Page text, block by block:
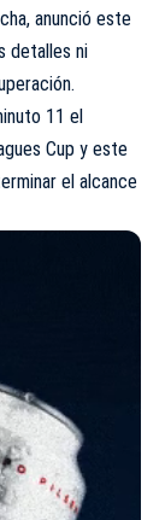
anunció este
detalles ni
11 el
Cup y este
el alcance